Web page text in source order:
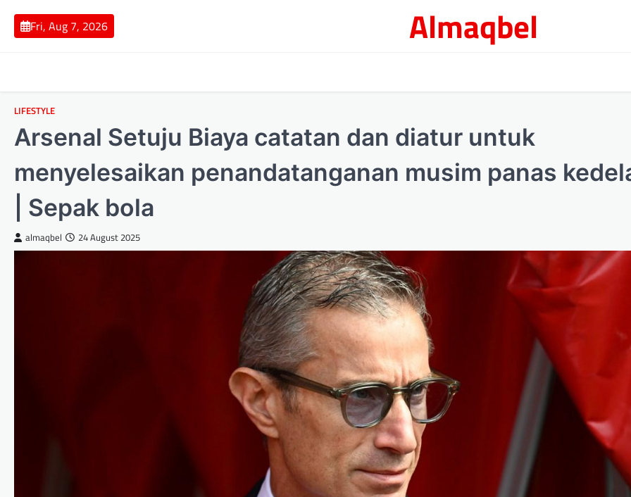
content
Fri, Aug 7, 2026 Almaqbel
LIFESTYLE
Arsenal Setuju Biaya catatan dan diatur untuk
menyelesaikan penandatanganan musim panas
| Sepak bola
almaqbel 24 August 2025